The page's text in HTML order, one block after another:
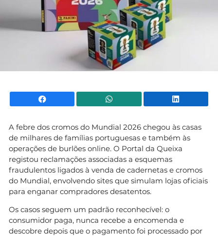
Facebook WhatsApp
A febre dos cromos do Mundial 2026 chegou às casas
de milhares de famílias portuguesas e também às
operações de burlões online. O Portal da Queixa
registou reclamações associadas a esquemas
fraudulentos ligados à venda de cadernetas e cromos
do Mundial, envolvendo sites que simulam lojas oficiais
para enganar compradores desatentos.
Os casos seguem um padrão reconhecível: o
consumidor paga, nunca recebe a encomenda e
descobre depois que o pagamento foi processado por